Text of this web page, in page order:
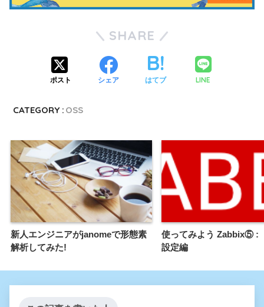
SHARE
ポスト シェア はてブ LINE
CATEGORY : OSS
新人エンジニアがjanomeで形態素
解析してみた!
使ってみよう Zabbix⑤ :
設定編